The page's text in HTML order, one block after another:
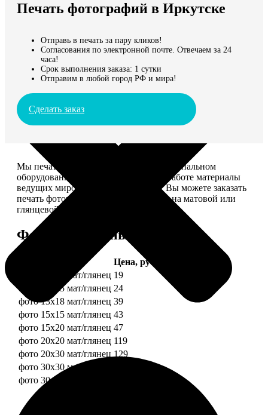
Мы доставляем по всему миру
Продолжить без города
Печать фотографий в Иркутске
Отправь в печать за пару кликов!
Согласования по электронной почте. Отвечаем за 24
часа!
Срок выполнения заказа: 1 сутки
Отправим в любой город РФ и мира!
Сделать заказ
Мы печатаем фотографии на профессиональном
оборудовании Noritsu, используем в работе материалы
ведущих мировых производителей. Вы можете заказать
печать фотографий разных форматов на матовой или
глянцевой фотобумаге.
Форматы и цены
Цена, руб.
фото 10х10 мат/глянец 19
фото 10х15 мат/глянец 24
фото 13х18 мат/глянец 39
фото 15х15 мат/глянец 43
фото 15х20 мат/глянец 47
фото 20х20 мат/глянец 119
фото 20х30 мат/глянец 129
фото 30х30 мат/глянец
фото 30х40 мат/глянец